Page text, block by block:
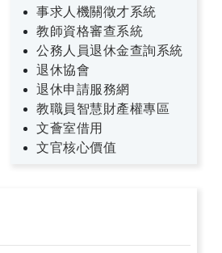
事求人機關徵才系統
教師資格審查系統
公務人員退休金查詢系統
退休協會
退休申請服務網
教職員智慧財產權專區
文薈室借用
文官核心價值